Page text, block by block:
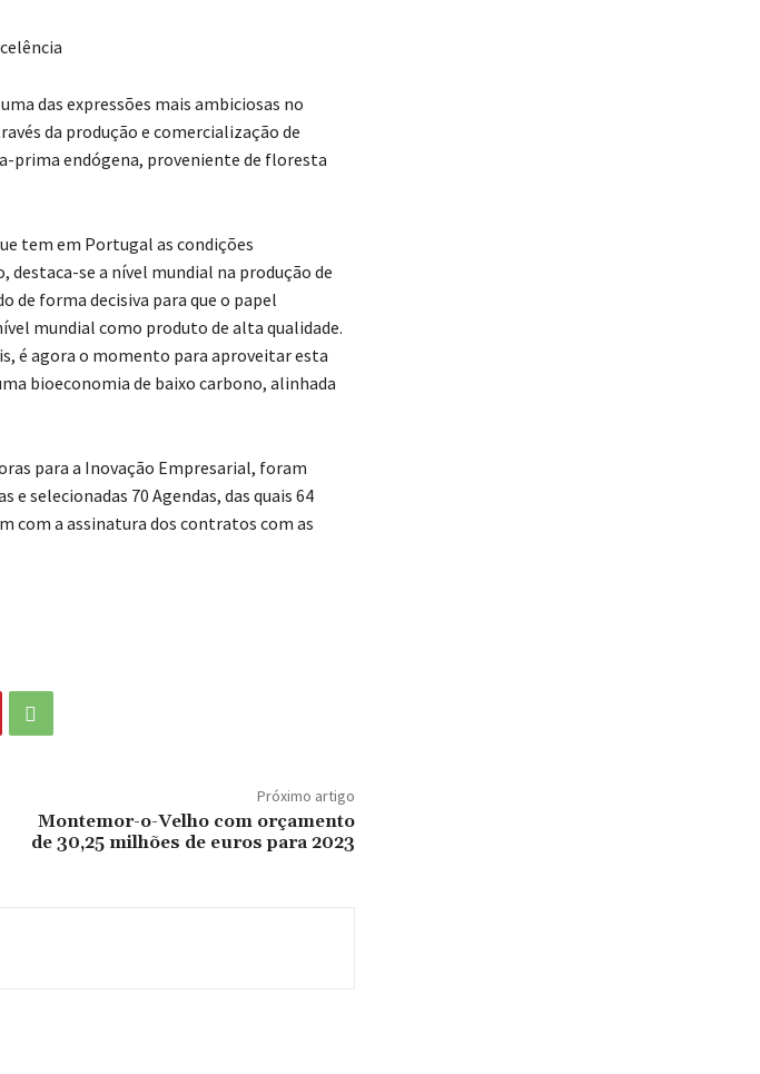
das expressões mais ambiciosas no
da produção e comercialização de
prima endógena, proveniente de floresta
tem em Portugal as condições
se a nível mundial na produção de
de forma decisiva para que o papel
mundial como produto de alta qualidade.
é agora o momento para aproveitar esta
bioeconomia de baixo carbono, alinhada
para a Inovação Empresarial, foram
e selecionadas 70 Agendas, das quais 64
com a assinatura dos contratos com as
Próximo artigo
Montemor-o-Velho com orçamento
de 30,25 milhões de euros para 2023